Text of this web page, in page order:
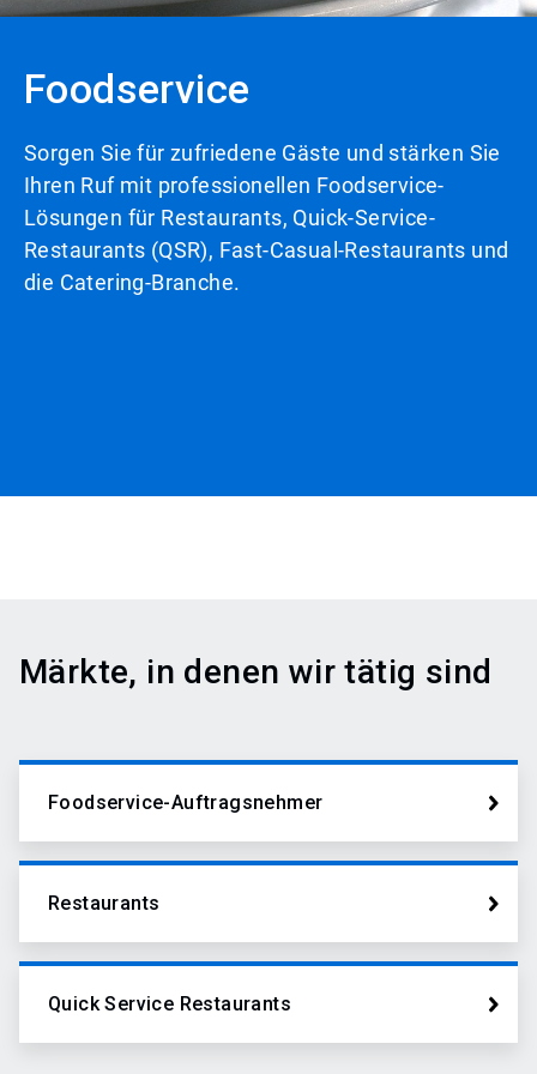
Foodservice
Sorgen Sie für zufriedene Gäste und stärken Sie
Ihren Ruf mit professionellen Foodservice-
Lösungen für Restaurants, Quick-Service-
Restaurants (QSR), Fast-Casual-Restaurants und
die Catering-Branche.
Märkte, in denen wir tätig sind
Foodservice-Auftragsnehmer
Restaurants
Quick Service Restaurants